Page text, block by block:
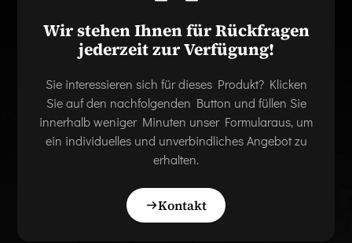
Wir stehen Ihnen für Rückfragen
jederzeit zur Verfügung!
Sie interessieren sich für dieses Produkt? Klicken
Sie auf den nachfolgenden Button und füllen Sie
innerhalb weniger Minuten unser Formularaus, um
ein individuelles und unverbindliches Angebot zu
erhalten.
Kontakt